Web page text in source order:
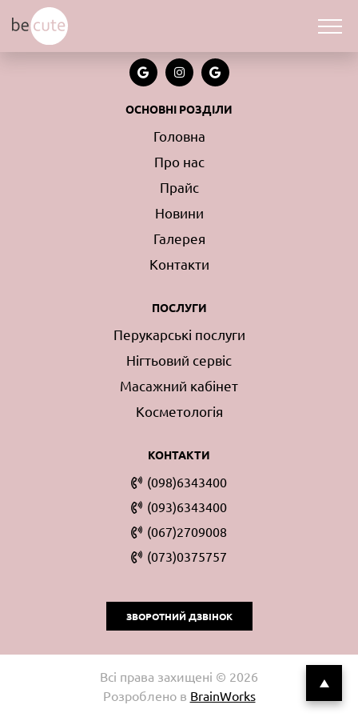
Для волосся
ОСНОВНІ РОЗДІЛИ
Головна
Про нас
Прайс
Новини
Галерея
Контакти
ПОСЛУГИ
Перукарські послуги
Нігтьовий сервіс
Масажний кабінет
Косметологія
КОНТАКТИ
(098)6343400
(093)6343400
(067)2709008
(073)0375757
ЗВОРОТНИЙ ДЗВІНОК
Всі права захищені © 2026
Розроблено в BrainWorks